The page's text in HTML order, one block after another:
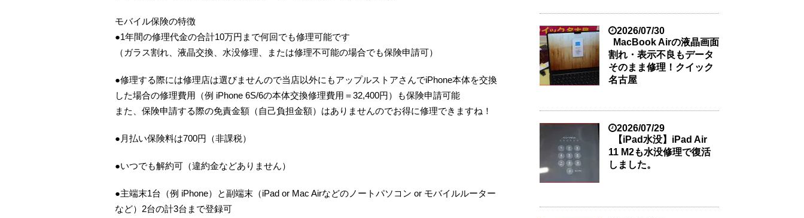
モバイル保険の特徴
●1年間の修理代金の合計10万円まで何回でも修理可能です
（ガラス割れ、液晶交換、水没修理、または修理不可能の場合でも保険申請可）
●修理する際には修理店は選びませんので当店以外にもアップルストアさんでiPhone本体を交換
した場合の修理費用（例 iPhone 6S/6の本体交換修理費用＝32,400円）も保険申請可能
また、保険申請する際の免責金額（自己負担金額）はありませんのでお得に修理できますね！
●月払い保険料は700円（非課税）
●いつでも解約可（違約金などありません）
●主端末1台（例 iPhone）と副端末（iPad or Mac Airなどのノートパソコン or モバイルルーター
など）2台の計3台まで登録可
2026/07/30
MacBook Airの液晶画面
割れ・表示不良もデータ
そのまま修理！クイック
名古屋
2026/07/29
【iPad水没】iPad Air
11 M2も水没修理で復活
しました。